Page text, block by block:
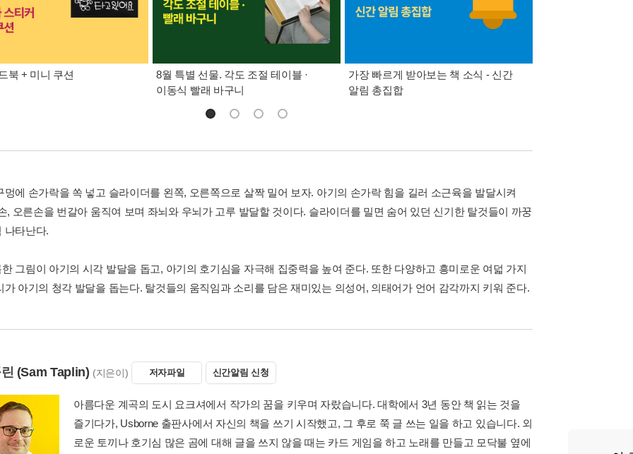
북 + 미니 쿠션
8월 특별 선물. 각도 조절 테이블 ·
이동식 빨래 바구니
가장 빠르게 받아보는 책 소식 - 신간
알림 총집합
멍에 손가락을 쏙 넣고 슬라이더를 왼쪽, 오른쪽으로 살짝 밀어 보자. 아기의 손가락 힘을 길러 소근육을 발달시켜
, 오른손을 번갈아 움직여 보며 좌뇌와 우뇌가 고루 발달할 것이다. 슬라이더를 밀면 숨어 있던 신기한 탈것들이 까꿍
나타난다.
그림이 아기의 시각 발달을 돕고, 아기의 호기심을 자극해 집중력을 높여 준다. 또한 다양하고 흥미로운 여덟 가지
가 아기의 청각 발달을 돕는다. 탈것들의 움직임과 소리를 담은 재미있는 의성어, 의태어가 언어 감각까지 키워 준다.
(Sam Taplin) (지은이) 저자파일 신간알림 신청
아름다운 계곡의 도시 요크셔에서 작가의 꿈을 키우며 자랐습니다. 대학에서 3년 동안 책 읽는 것을
즐기다가, Usborne 출판사에서 자신의 책을 쓰기 시작했고, 그 후로 쭉 글 쓰는 일을 하고 있습니다. 외
로운 토끼나 호기심 많은 곰에 대해 글을 쓰지 않을 때는 카드 게임을 하고 노래를 만들고 모닥불 옆에